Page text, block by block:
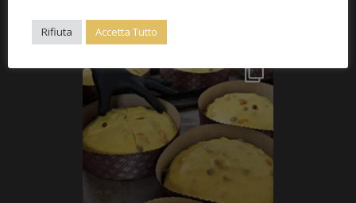
Rifiuta Accetta Tutto